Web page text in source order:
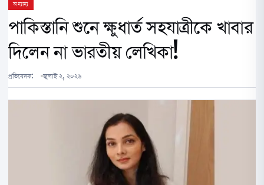
অন্যান্য
পাকিস্তানি শুনে ক্ষুধার্ত সহযাত্রীকে খাবার
দিলেন না ভারতীয় লেখিকা!
প্রতিবেদক: জুলাই ২, ২০২৬